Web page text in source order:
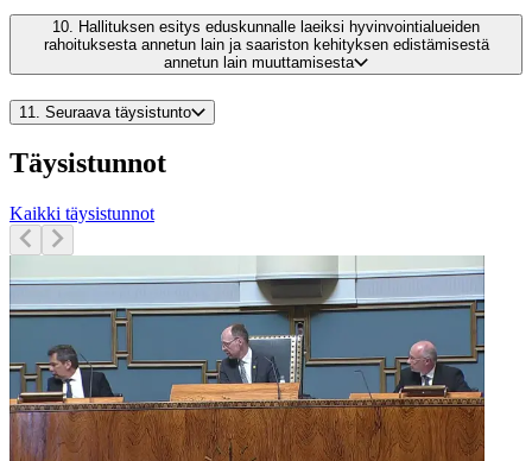
10.
Hallituksen esitys eduskunnalle laeiksi hyvinvointialueiden
rahoituksesta annetun lain ja saariston kehityksen edistämisestä
annetun lain muuttamisesta
11. Seuraava täysistunto
Täysistunnot
Kaikki täysistunnot